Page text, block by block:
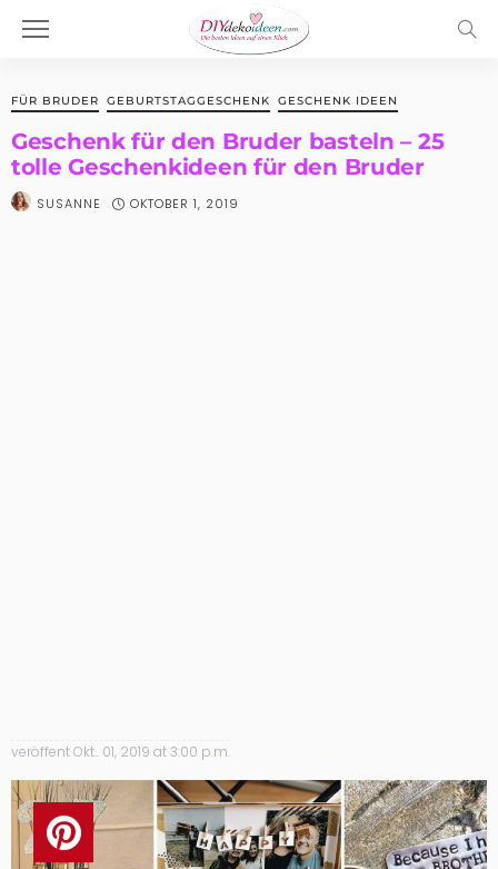
FÜR BRUDER GEBURTSTAGGESCHENK GESCHENK IDEEN
Geschenk für den Bruder basteln – 25
tolle Geschenkideen für den Bruder
SUSANNE OKTOBER 1, 2019
veröffentOkt.. 01, 2019 at 3:00 p.m.